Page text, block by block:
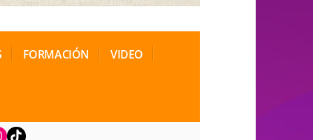
FORMACIÓN VIDEO
TikTok